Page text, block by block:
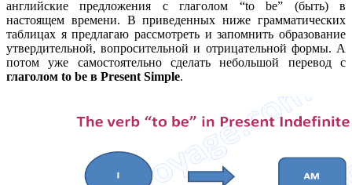
английские предложения с глаголом “to be” (быть) в
настоящем времени. В приведенных ниже грамматических
таблицах я предлагаю рассмотреть и запомнить образование
утвердительной, вопросительной и отрицательной формы. А
потом уже самостоятельно сделать небольшой перевод с
глаголом to be в Present Simple.